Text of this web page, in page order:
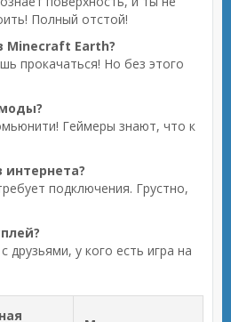
Полный отстой!
Minecraft Earth?
прокачаться! Но без этого
Геймеры знают, что к
интернета?
подключения. Грустно,
у кого есть игра на